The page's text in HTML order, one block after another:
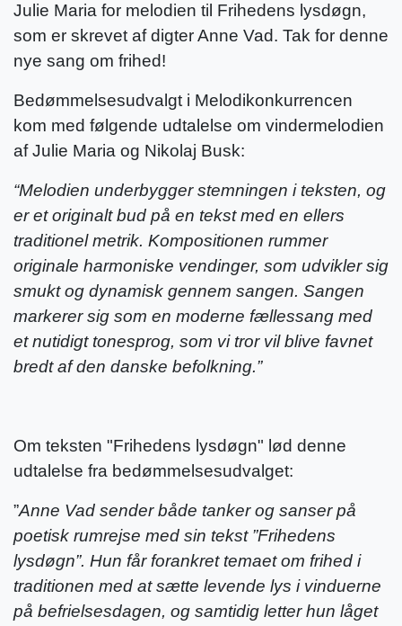
Julie Maria for melodien til Frihedens lysdøgn,
som er skrevet af digter Anne Vad. Tak for denne
nye sang om frihed!
Bedømmelsesudvalgt i Melodikonkurrencen
kom med følgende udtalelse om vindermelodien
af Julie Maria og Nikolaj Busk:
“Melodien underbygger stemningen i teksten, og
er et originalt bud på en tekst med en ellers
traditionel metrik. Kompositionen rummer
originale harmoniske vendinger, som udvikler sig
smukt og dynamisk gennem sangen. Sangen
markerer sig som en moderne fællessang med
et nutidigt tonesprog, som vi tror vil blive favnet
bredt af den danske befolkning.”
Om teksten "Frihedens lysdøgn" lød denne
udtalelse fra bedømmelsesudvalget:
”Anne Vad sender både tanker og sanser på
poetisk rumrejse med sin tekst ”Frihedens
lysdøgn”. Hun får forankret temaet om frihed i
traditionen med at sætte levende lys i vinduerne
på befrielsesdagen, og samtidig letter hun låget